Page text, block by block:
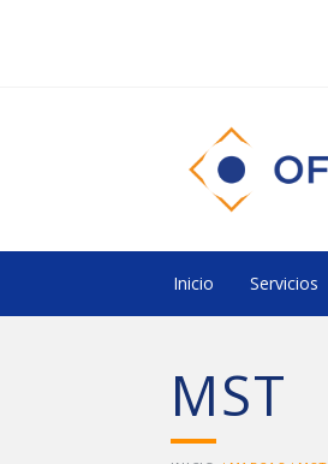
Inicio Servicios
MST